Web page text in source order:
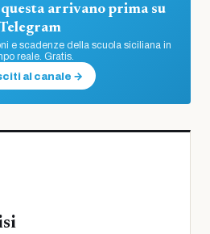
arrivano prima su
e scadenze della scuola siciliana in
reale. Gratis.
al canale →